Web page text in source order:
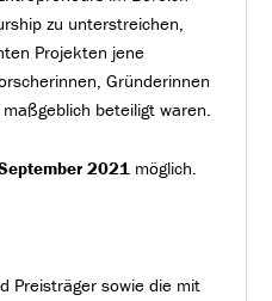
zu unterstreichen,
Projekten jene
Gründerinnen
beteiligt waren.
2021möglich.
Preisträger sowie die mit